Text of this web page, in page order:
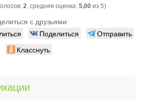
2, средняя оценка: 5,00из 5)
с друзьями:
Поделиться
Отправить
Класснуть